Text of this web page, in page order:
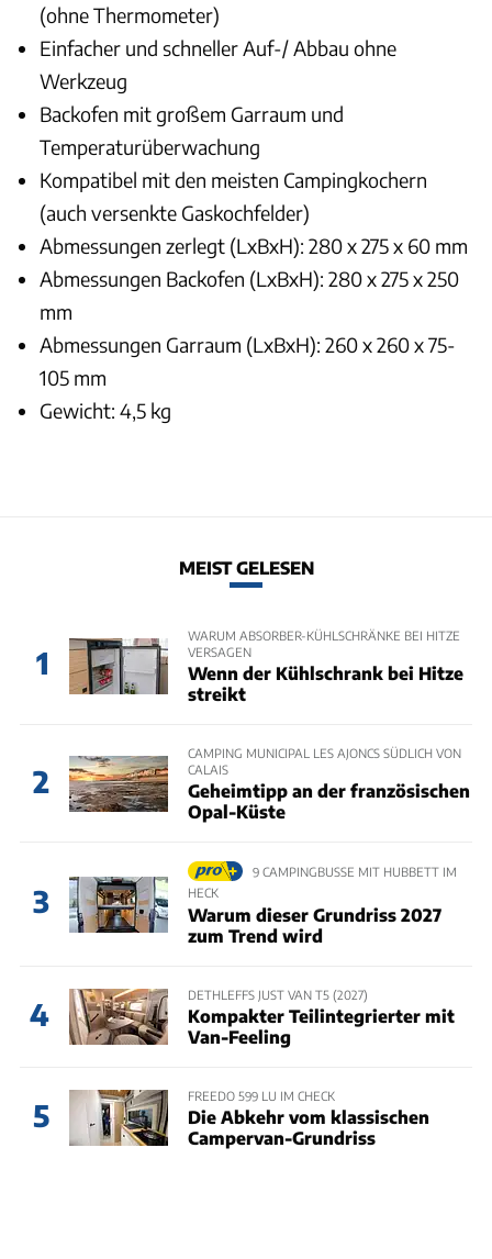
(ohne Thermometer)
Einfacher und schneller Auf-/ Abbau ohne
Werkzeug
Backofen mit großem Garraum und
Temperaturüberwachung
Kompatibel mit den meisten Campingkochern
(auch versenkte Gaskochfelder)
Abmessungen zerlegt (LxBxH): 280 x 275 x 60 mm
Abmessungen Backofen (LxBxH): 280 x 275 x 250
mm
Abmessungen Garraum (LxBxH): 260 x 260 x 75-
105 mm
Gewicht: 4,5 kg
MEIST GELESEN
1
WARUM ABSORBER-KÜHLSCHRÄNKE BEI HITZE
VERSAGEN
Wenn der Kühlschrank bei Hitze
streikt
2
CAMPING MUNICIPAL LES AJONCS SÜDLICH VON
CALAIS
Geheimtipp an der französischen
Opal-Küste
3
9 CAMPINGBUSSE MIT HUBBETT IM
HECK
Warum dieser Grundriss 2027
zum Trend wird
4
DETHLEFFS JUST VAN T5 (2027)
Kompakter Teilintegrierter mit
Van-Feeling
5
FREEDO 599 LU IM CHECK
Die Abkehr vom klassischen
Campervan-Grundriss